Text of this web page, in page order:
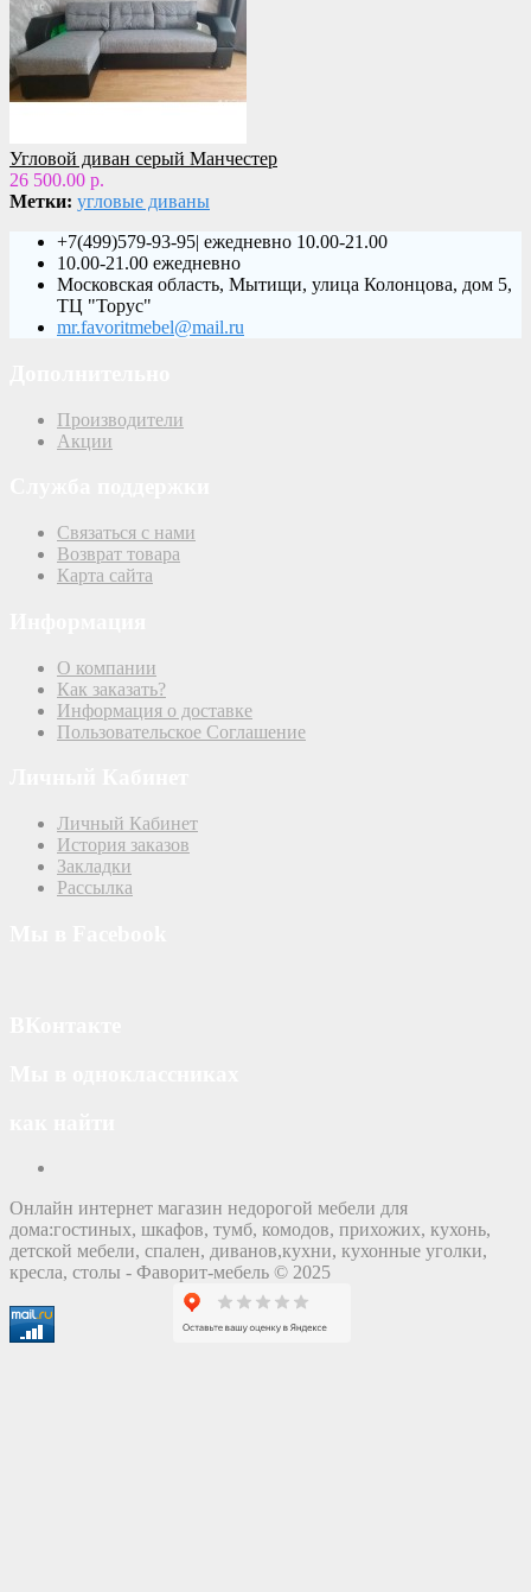
Угловой диван серый Манчестер
26 500.00 р.
Метки: угловые диваны
+7(499)579-93-95| ежедневно 10.00-21.00
10.00-21.00 ежедневно
Московская область, Мытищи, улица Колонцова, дом 5,
ТЦ "Торус"
mr.favoritmebel@mail.ru
Производители
Акции
Связаться с нами
Возврат товара
Карта сайта
О компании
Как заказать?
Информация о доставке
Пользовательское Соглашение
Личный Кабинет
История заказов
Закладки
Рассылка
Онлайн интернет магазин недорогой мебели для
дома:гостиных, шкафов, тумб, комодов, прихожих, кухонь,
детской мебели, спален, диванов,кухни, кухонные уголки,
кресла, столы - Фаворит-мебель © 2025